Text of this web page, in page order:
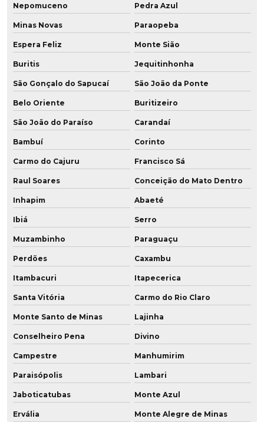
Revestimento rolos em poliuretano
Revestimento de tubos em poliuretano
Roda para câmara fria
Roda de grafeno para empilhadeira
Roda de grafeno para empilhadeira elétrica
Roda em poliuretano para câmara fria
Roda em poliuretano para frigorífico
Roda vulkollan
Rodas para empilhadeiras elétricas
Rodas para empilhadeiras fabricante
Rodas para paleteira pu
Rodas de poliuretano
Rodas de poliuretano para empilhadeiras
Rodas de poliuretano fabricantes
Rodas de poliuretano para paleteiras
Rodas de pu
Nepomuceno Pedra Azul
Minas Novas Paraopeba
Espera Feliz Monte Sião
Buritis Jequitinhonha
São Gonçalo do Sapucaí São João da Ponte
Belo Oriente Buritizeiro
São João do Paraíso Carandaí
Bambuí Corinto
Carmo do Cajuru Francisco Sá
Raul Soares Conceição do Mato Dentro
Inhapim Abaeté
Ibiá Serro
Muzambinho Paraguaçu
Perdões Caxambu
Itambacuri Itapecerica
Santa Vitória Carmo do Rio Claro
Monte Santo de Minas Lajinha
Conselheiro Pena Divino
Campestre Manhumirim
Paraisópolis Lambari
Jaboticatubas Monte Azul
Ervália Monte Alegre de Minas